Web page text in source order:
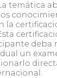
temática
la
deba
un